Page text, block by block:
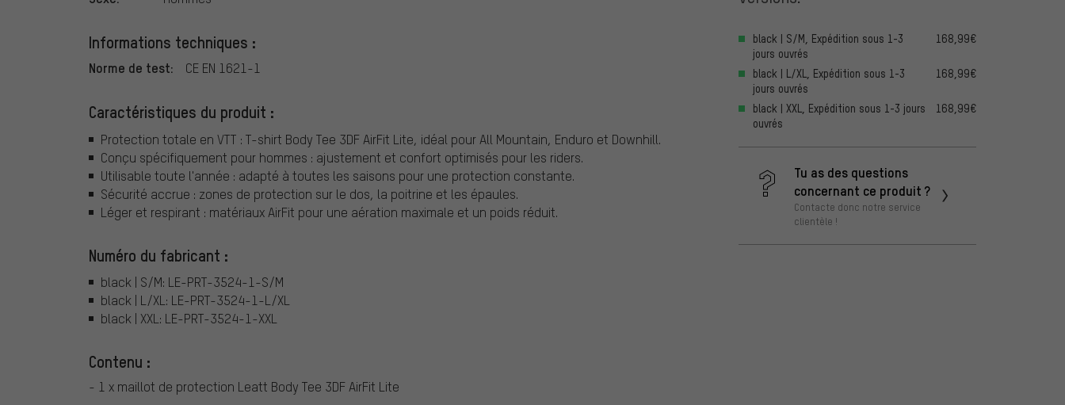
Informations techniques :
Norme de test: CE EN 1621-1
Caractéristiques du produit :
Protection totale en VTT : T-shirt Body Tee 3DF AirFit Lite, idéal pour All Mountain, Enduro et Downhill.
Conçu spécifiquement pour hommes : ajustement et confort optimisés pour les riders.
Utilisable toute l'année : adapté à toutes les saisons pour une protection constante.
Sécurité accrue : zones de protection sur le dos, la poitrine et les épaules.
Léger et respirant : matériaux AirFit pour une aération maximale et un poids réduit.
Numéro du fabricant :
black | S/M: LE-PRT-3524-1-S/M
black | L/XL: LE-PRT-3524-1-L/XL
black | XXL: LE-PRT-3524-1-XXL
Contenu :
- 1 x maillot de protection Leatt Body Tee 3DF AirFit Lite
black | S/M, Expédition sous 1-3
jours ouvrés
168,99€
black | L/XL, Expédition sous 1-3
jours ouvrés
168,99€
black | XXL, Expédition sous 1-3 jours
ouvrés
168,99€
Tu as des questions
concernant ce produit ?
Contacte donc notre service
clientèle !